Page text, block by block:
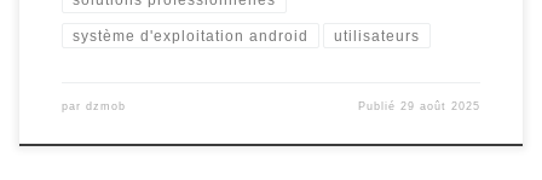
système d'exploitation android utilisateurs
par dzmob Publié29 août 2025